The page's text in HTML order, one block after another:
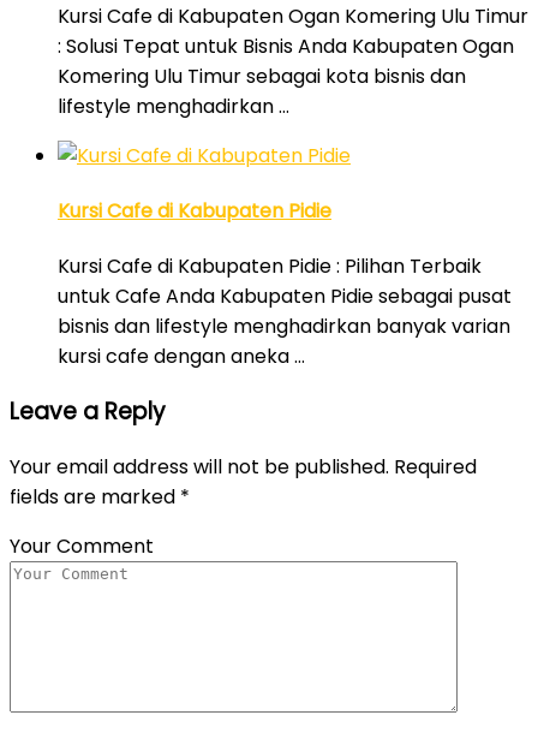
Kursi Cafe di Kabupaten Ogan Komering Ulu Timur
: Solusi Tepat untuk Bisnis Anda Kabupaten Ogan
Komering Ulu Timur sebagai kota bisnis dan
lifestyle menghadirkan …
Kursi Cafe di Kabupaten Pidie
Kursi Cafe di Kabupaten Pidie : Pilihan Terbaik
untuk Cafe Anda Kabupaten Pidie sebagai pusat
bisnis dan lifestyle menghadirkan banyak varian
kursi cafe dengan aneka …
Leave a Reply
Your email address will not be published. Required
fields are marked *
Your Comment